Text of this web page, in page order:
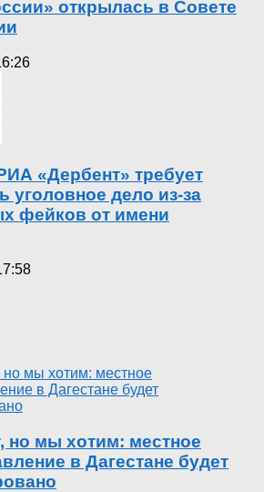
открылась в Совете
«Дербент» требует
уголовное дело из-за
фейков от имени
но мы хотим: местное
в Дагестане будет